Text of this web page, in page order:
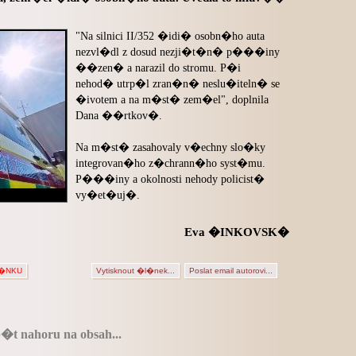
"Na silnici II/352 �idi� osobn�ho auta
nezvl�dl z dosud nezji�t�n� p���iny
��zen� a narazil do stromu. P�i
nehod� utrp�l zran�n� neslu�iteln� se
�ivotem a na m�st� zem�el", doplnila
Dana ��rtkov�.
Na m�st� zasahovaly v�echny slo�ky
integrovan�ho z�chrann�ho syst�mu.
P���iny a okolnosti nehody policist�
vy�et�uj�.
Eva �INKOVSK�
Vytisknout �l�nek... Poslat email autorovi...
nahoru na obsah...